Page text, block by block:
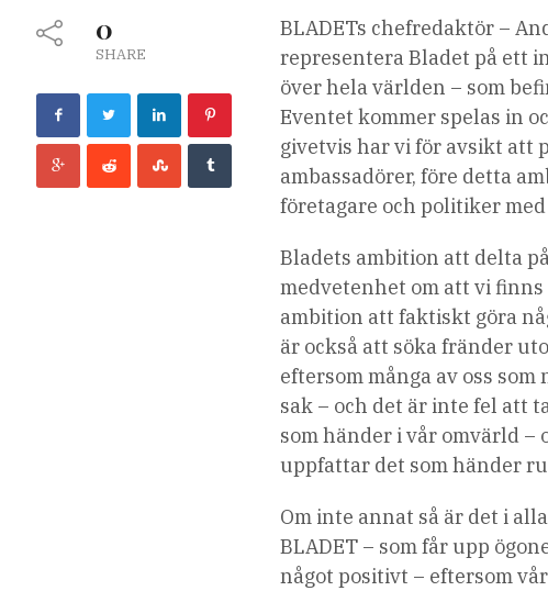
0
SHARE
BLADETs chefredaktör –
representera Bladet på ett
över hela världen – som
Eventet kommer spelas in
givetvis har vi för avsikt att
ambassadörer, före detta
företagare och politiker
Bladets ambition att delta
medvetenhet om att vi
ambition att faktiskt göra
är också att söka fränder
eftersom många av oss
sak – och det är inte fel att
som händer i vår omvärld
uppfattar det som händer
Om inte annat så är det i
BLADET – som får upp
något positivt – eftersom